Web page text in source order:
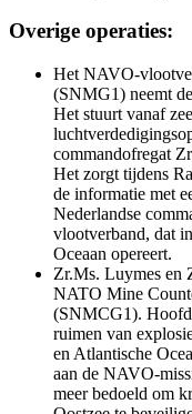
Overige operaties:
Het NAVO-
(SNMG1) neemt
Het stuurt vanaf
commandofregat
Het zorgt tijdens
de informatie met
Nederlandse
vlootverband, dat
Oceaan opereert.
Zr.Ms. Luymes en
NATO Mine
(SNMCG1).
ruimen van
en Atlantische
aan de NAVO-
meer bedoeld om